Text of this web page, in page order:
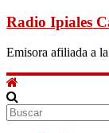
Radio Ipiales
Emisora afiliada a